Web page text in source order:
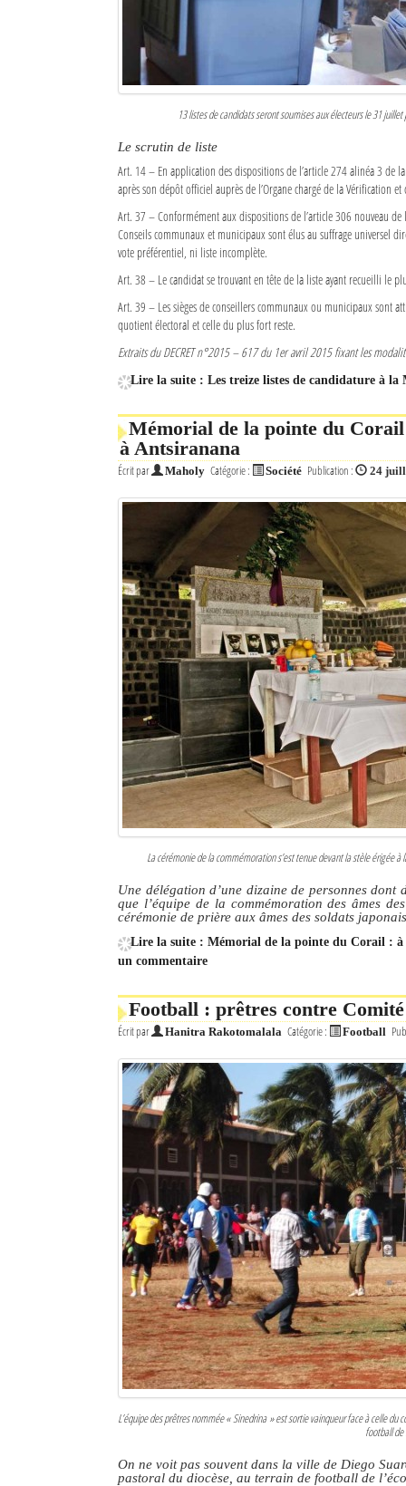
13 listes de candidats seront soumises aux électeurs le 31
Le scrutin de liste
Art. 14 – En application des dispositions de l’article 274 alinéa 3 de
après son dépôt officiel auprès de l’Organe chargé de la Vérification
Art. 37 – Conformément aux dispositions de l’article 306 nouveau
Conseils communaux et municipaux sont élus au suffrage universel
vote préférentiel, ni liste incomplète.
Art. 38 – Le candidat se trouvant en tête de la liste ayant recueilli le
Art. 39 – Les sièges de conseillers communaux ou municipaux sont
quotient électoral et celle du plus fort reste.
Extraits du DECRET n°2015 – 617 du 1er avril 2015 fixant les
Lire la suite : Les treize listes de candidature à
Mémorial de la pointe du
à Antsiranana
Écrit par Maholy Catégorie : Société Publication : 24
La cérémonie de la commémoration s’est tenue devant la stèle érigée
Une délégation d’une dizaine de personnes
que l’équipe de la commémoration des âmes
cérémonie de prière aux âmes des soldats
Lire la suite : Mémorial de la pointe du Corail : à
un commentaire
Football : prêtres contre
Écrit par Hanitra Rakotomalala Catégorie : Football
L’équipe des prêtres nommée « Sinedrina » est sortie vainqueur face à celle
football de
On ne voit pas souvent dans la ville de Diego
pastoral du diocèse, au terrain de football de